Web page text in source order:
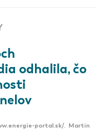
odhalila, čo
portal.sk/, Martin